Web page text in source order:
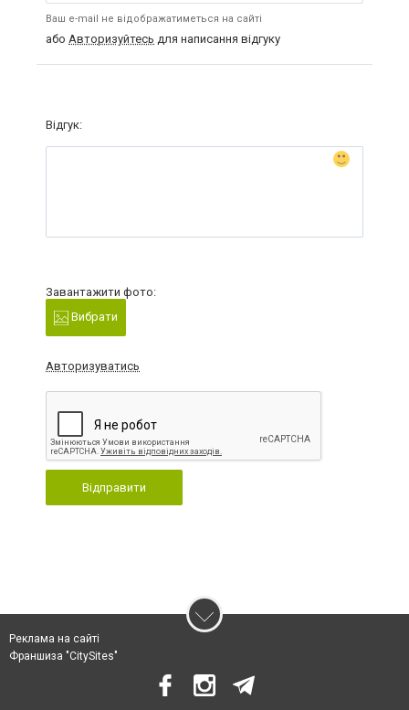
Ваш e-mail не відображатиметься на сайті
або Авторизуйтесь для написання відгуку
Відгук:
Завантажити фото:
Вибрати
Авторизуватись
Відправити
Реклама на сайті
Франшиза "CitySites"